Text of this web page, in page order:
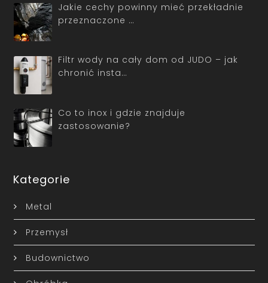
Jakie cechy powinny mieć przekładnie
przeznaczone …
Filtr wody na cały dom od JUDO – jak
chronić insta…
Co to inox i gdzie znajduje
zastosowanie?
Kategorie
Metal
Przemysł
Budownictwo